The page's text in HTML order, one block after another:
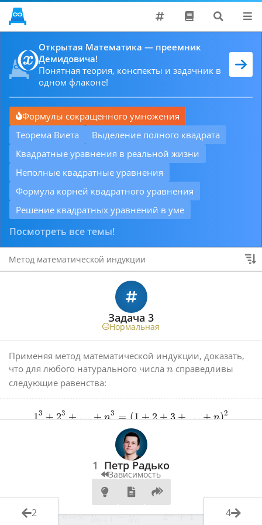
Поддержать
Хронология
Решатели
Проблемы
Открытая Математика — преемник
Демидовича!
Понятная теория, конспекты и задачник в
одном флаконе!
Формулы сокращенного умножения
Теорема Виета
Выделение полного квадрата
Квадратные уравнения в реальной жизни
Неполные квадратные уравнения
Формула корней квадратного уравнения
Решение квадратных уравнений в уме
Посмотреть все темы!
Метод математической индукции
Задача 3
Нормальная
Применяя метод математической индукции, доказать,
что для любого натурального числа n справедливы
следующие равенства:
13 +23 +…+ n3 = (1+2+3+…+ n)2
1 Петр Радько
Зависимость
2 4